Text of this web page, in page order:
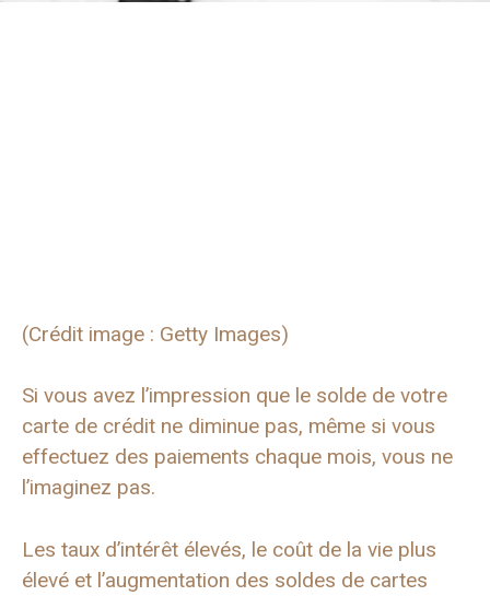
(Crédit image : Getty Images)
Si vous avez l’impression que le solde de votre
carte de crédit ne diminue pas, même si vous
effectuez des paiements chaque mois, vous ne
l’imaginez pas.
Les taux d’intérêt élevés, le coût de la vie plus
élevé et l’augmentation des soldes de cartes